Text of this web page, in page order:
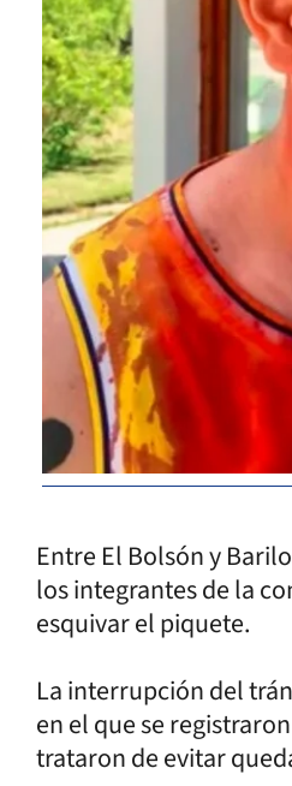
Entre El Bolsón y
los integrantes de la
esquivar el piquete.
La interrupción del
en el que se
trataron de evitar